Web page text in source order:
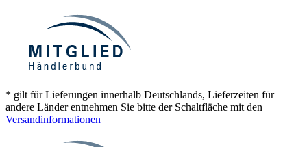
* gilt für Lieferungen innerhalb Deutschlands, Lieferzeiten für
andere Länder entnehmen Sie bitte der Schaltfläche mit den
Versandinformationen